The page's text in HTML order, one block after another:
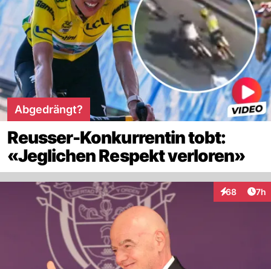
Abgedrängt?
Reusser-Konkurrentin tobt:
«Jeglichen Respekt verloren»
68
Interaktionen
7h